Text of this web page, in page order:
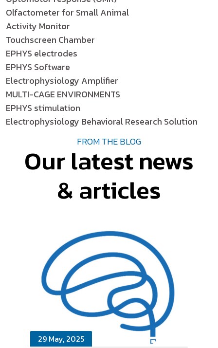
Olfactometer for Small Animal
Activity Monitor
Touchscreen Chamber
EPHYS electrodes
EPHYS Software
Electrophysiology Amplifier
MULTI-CAGE ENVIRONMENTS
EPHYS stimulation
Electrophysiology Behavioral Research Solution
FROM THE BLOG
Our latest news
& articles
29 May, 2025